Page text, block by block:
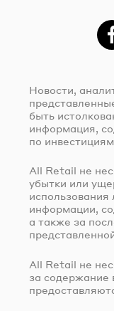
Новости,
быть
информация,
по
All Retail не
убытки или
использования
информации,
а также за
All Retail не
за содержание